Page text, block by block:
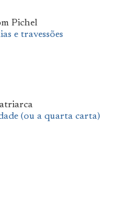
Pichel
e travessões
(ou a quarta carta)